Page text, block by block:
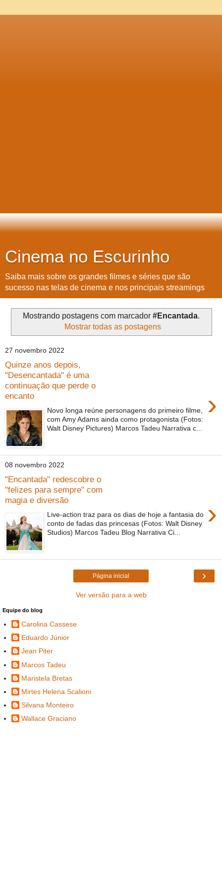
Cinema no Escurinho
Saiba mais sobre os grandes filmes e séries que são
sucesso nas telas de cinema e nos principais streamings
Mostrando postagens com marcador #Encantada.
Mostrar todas as postagens
27 novembro 2022
Quinze anos depois,
"Desencantada" é uma
continuação que perde o
encanto
›
Novo longa reúne personagens do primeiro filme,
com Amy Adams ainda como protagonista (Fotos:
Walt Disney Pictures) Marcos Tadeu Narrativa c...
08 novembro 2022
"Encantada" redescobre o
"felizes para sempre" com
magia e diversão
›
Live-action traz para os dias de hoje a fantasia do
conto de fadas das princesas (Fotos: Walt Disney
Studios) Marcos Tadeu Blog Narrativa Ci...
›
Página inicial
Ver versão para a web
Equipe do blog
Carolina Cassese
Eduardo Júnior
Jean Piter
Marcos Tadeu
Maristela Bretas
Mirtes Helena Scalioni
Silvana Monteiro
Wallace Graciano